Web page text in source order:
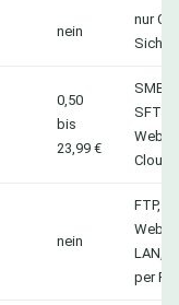
nein
nur
0,50
bis
23,99 €
SMB,
SFTP,
Cloud
nein
FTP,
LAN,
per